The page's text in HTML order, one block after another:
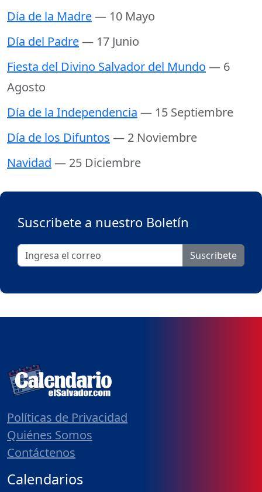
Día de la Madre— 10 Mayo
Día del Padre— 17 Junio
Fiesta del Divino Salvador del Mundo — 6
Agosto
Día de la Independencia — 15 Septiembre
Día de los Difuntos — 2 Noviembre
Navidad — 25 Diciembre
Suscribete a nuestro Boletín
Suscribete
Políticas de Privacidad
Quiénes Somos
Contáctenos
Calendarios